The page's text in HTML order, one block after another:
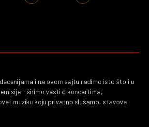
i na ovom sajtu radimo isto što i u
- širimo vesti o koncertima,
i muziku koju privatno slušamo, stavove